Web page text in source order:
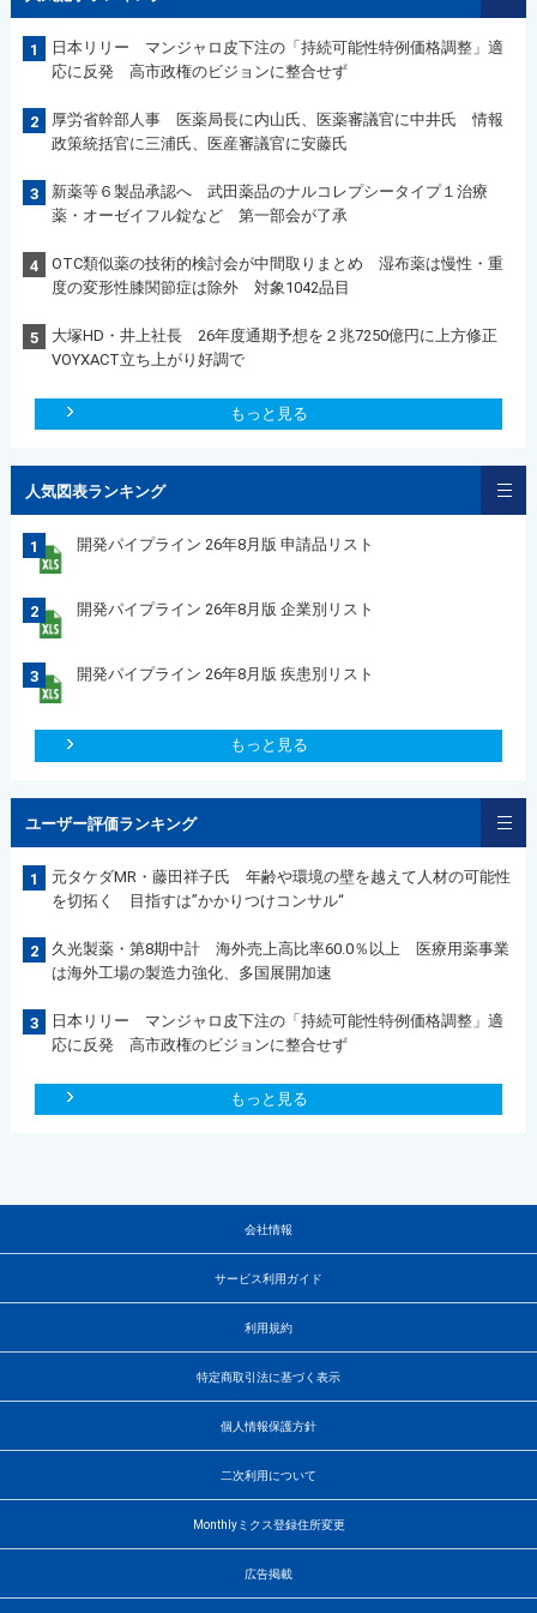
1
日本リリー マンジャロ皮下注の「持続可能性特例価格調整」適
応に反発 高市政権のビジョンに整合せず
2
厚労省幹部人事 医薬局長に内山氏、医薬審議官に中井氏 情報
政策統括官に三浦氏、医産審議官に安藤氏
3
新薬等６製品承認へ 武田薬品のナルコレプシータイプ１治療
薬・オーゼイフル錠など 第一部会が了承
4
OTC類似薬の技術的検討会が中間取りまとめ 湿布薬は慢性・重
度の変形性膝関節症は除外 対象1042品目
5
大塚HD・井上社長 26年度通期予想を２兆7250億円に上方修正
VOYXACT立ち上がり好調で
もっと見る
人気図表ランキング
1 開発パイプライン 26年8月版 申請品リスト
2 開発パイプライン 26年8月版 企業別リスト
3 開発パイプライン 26年8月版 疾患別リスト
もっと見る
ユーザー評価ランキング
1
元タケダMR・藤田祥子氏 年齢や環境の壁を越えて人材の可能性
を切拓く 目指すは”かかりつけコンサル“
2
久光製薬・第8期中計 海外売上高比率60.0％以上 医療用薬事業
は海外工場の製造力強化、多国展開加速
3
日本リリー マンジャロ皮下注の「持続可能性特例価格調整」適
応に反発 高市政権のビジョンに整合せず
もっと見る
会社情報
サービス利用ガイド
利用規約
特定商取引法に基づく表示
個人情報保護方針
二次利用について
Monthlyミクス登録住所変更
広告掲載